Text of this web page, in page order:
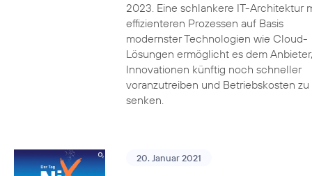
2023. Eine schlankere IT-Architektur
effizienteren Prozessen auf Basis
modernster Technologien wie Cloud-
Lösungen ermöglicht es dem Anbieter,
Innovationen künftig noch schneller
voranzutreiben und Betriebskosten zu
senken.
20. Januar 2021